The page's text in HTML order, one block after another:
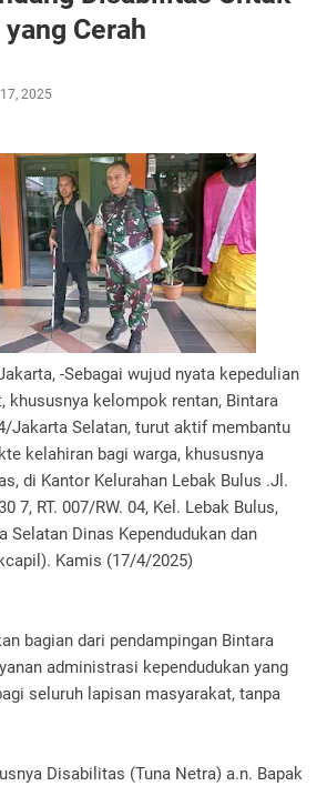
Cerah
2025
-Sebagai wujud nyata kepedulian
khususnya kelompok rentan, Bintara
Jakarta Selatan, turut aktif membantu
kelahiran bagi warga, khususnya
di Kantor Kelurahan Lebak Bulus .Jl.
7, RT. 007/RW. 04, Kel. Lebak Bulus,
Selatan Dinas Kependudukan dan
Kamis (17/4/2025)
bagian dari pendampingan Bintara
administrasi kependudukan yang
seluruh lapisan masyarakat, tanpa
Disabilitas (Tuna Netra) a.n. Bapak